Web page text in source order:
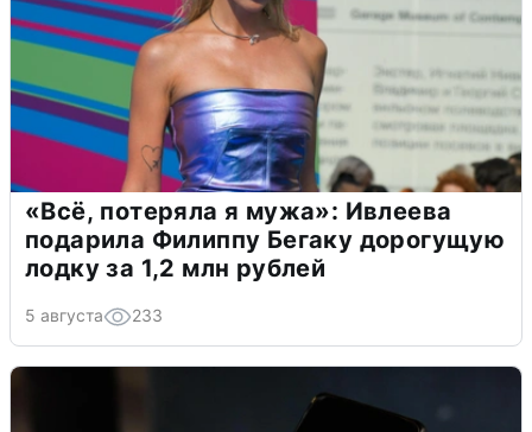
«Всё, потеряла я мужа»: Ивлеева
подарила Филиппу Бегаку дорогущую
лодку за 1,2 млн рублей
5 августа 233